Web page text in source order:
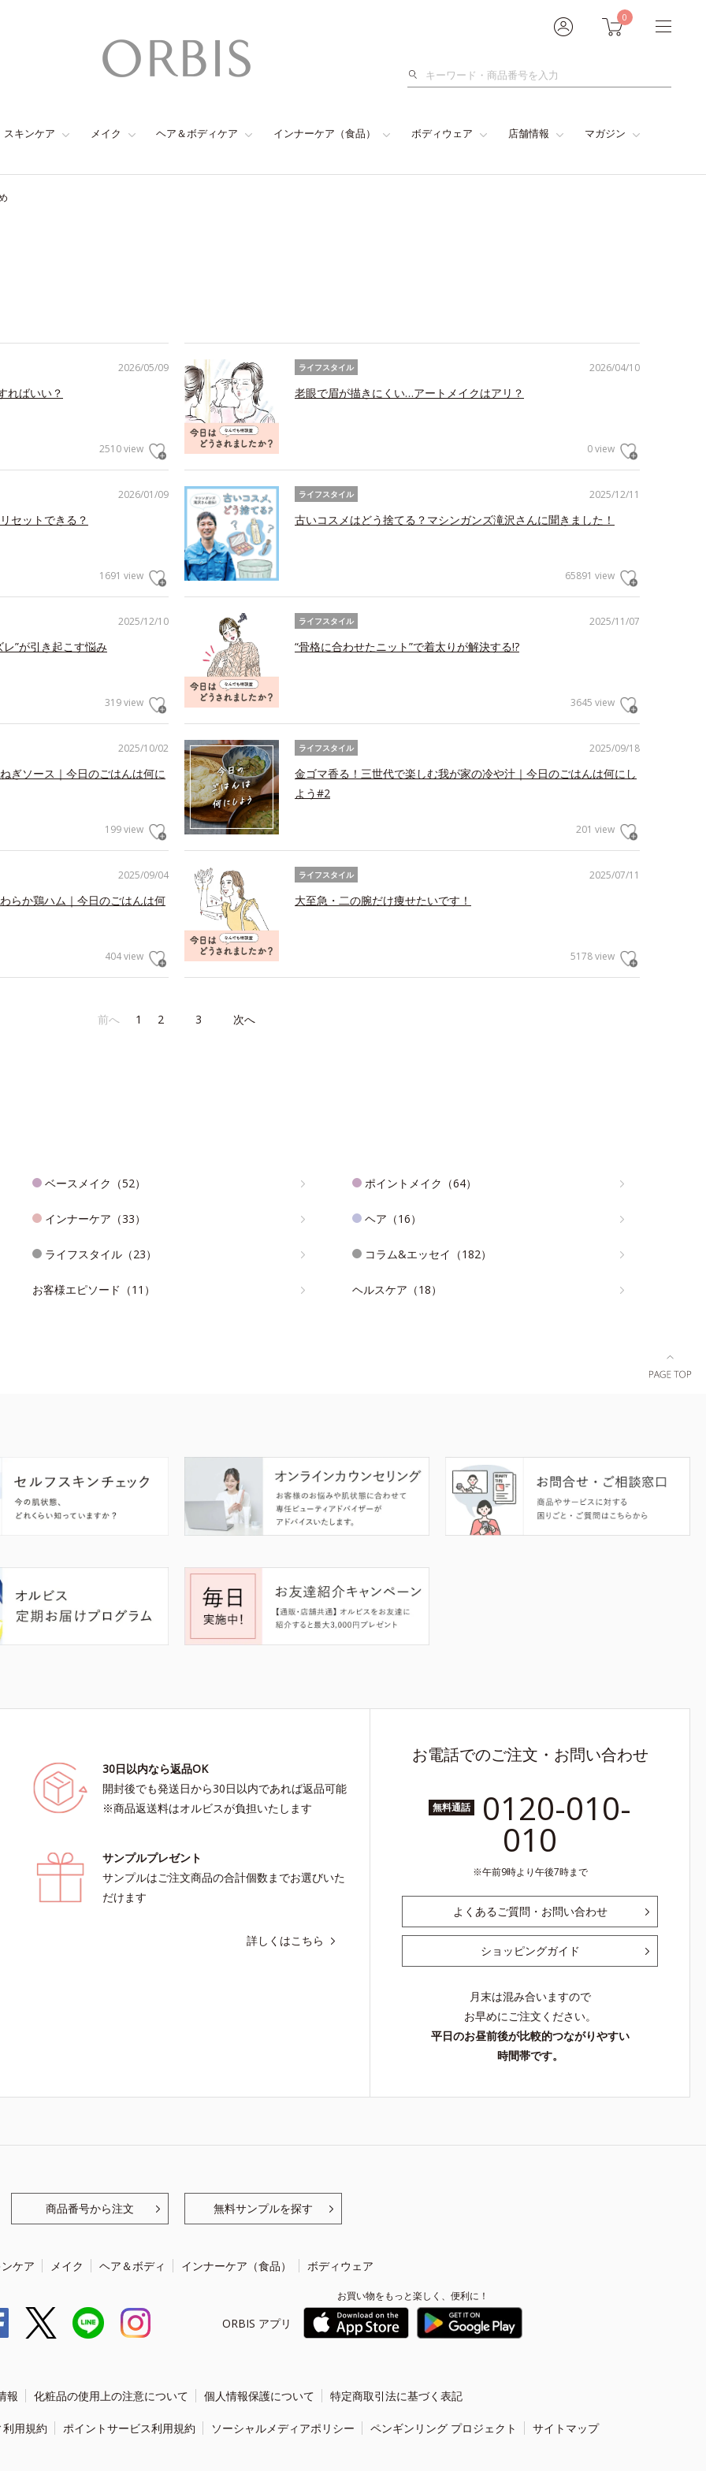
0
検
スキンケア メイク ヘア＆ボディケア インナーケア（食品） ボディウェア 店舗情報 マガジン
2026/05/09
ればいい？
2510 view
2026/04/10
ライフスタイル
老眼で眉が描きにくい…アートメイクはアリ？
0 view
2026/01/09
セットできる？
1691 view
2025/12/11
ライフスタイル
古いコスメはどう捨てる？マシンガンズ滝沢さんに聞きました！
65891 view
2025/12/10
”が引き起こす悩み
319 view
2025/11/07
ライフスタイル
“骨格に合わせたニット”で着太りが解決する!?
3645 view
2025/10/02
ぎソース｜今日のごはんは何に
199 view
2025/09/18
ライフスタイル
金ゴマ香る！三世代で楽しむ我が家の冷や汁｜今日のごはんは何にし
よう#2
201 view
2025/09/04
らか鶏ハム｜今日のごはんは何
404 view
2025/07/11
ライフスタイル
大至急・二の腕だけ痩せたいです！
5178 view
前へ 1 2 3 次へ
ベースメイク（52） ポイントメイク（64）
インナーケア（33） ヘア（16）
ライフスタイル（23） コラム&エッセイ（182）
お客様エピソード（11） ヘルスケア（18）
30日以内なら返品OK
開封後でも発送日から30日以内であれば返品可能
※商品返送料はオルビスが負担いたします
サンプルプレゼント
サンプルはご注文商品の合計個数までお選びいた
だけます
詳しくはこちら
お電話でのご注文・お問い合わせ
無料通話 0120-010-
010
午前9時より午後7時まで
よくあるご質問・お問い合わせ
ショッピングガイド
月末は混み合いますので
お早めにご注文ください。
平日のお昼前後が比較的つながりやすい
時間帯です。
商品番号から注文 無料サンプルを探す
ケア メイク ヘア＆ボディ インナーケア（食品） ボディウェア
ORBIS アプリ
お買い物をもっと楽しく、便利に！
報 化粧品の使用上の注意について 個人情報保護について 特定商取引法に基づく表記
用規約 ポイントサービス利用規約 ソーシャルメディアポリシー ペンギンリング プロジェクト サイトマップ